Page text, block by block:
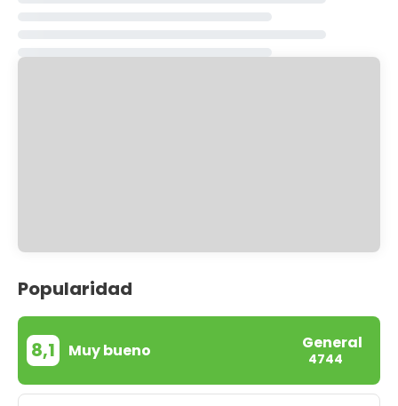
Popularidad
8,1 Muy bueno General
4744